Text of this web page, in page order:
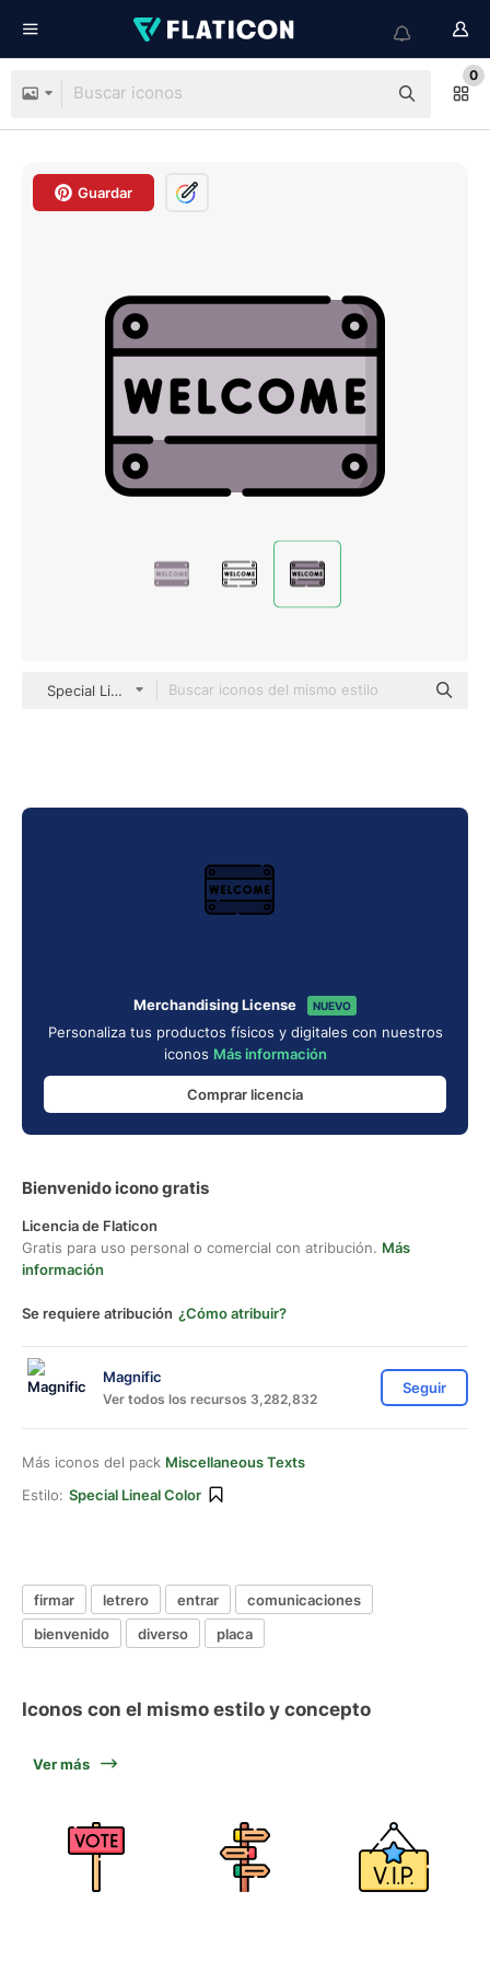
0
Guardar
Special Lineal color
Merchandising License NUEVO
Personaliza tus productos físicos y digitales con nuestros
iconos Más información
Comprar licencia
Bienvenido icono gratis
Licencia de Flaticon
Gratis para uso personal o comercial con atribución. Más
información
Se requiere atribución ¿Cómo atribuir?
Magnific
Ver todos los recursos 3,282,832
Seguir
Más iconos del pack Miscellaneous Texts
Estilo: Special Lineal Color
firmar letrero entrar
comunicaciones
bienvenido
diverso placa
Iconos con el mismo estilo y concepto
Ver más